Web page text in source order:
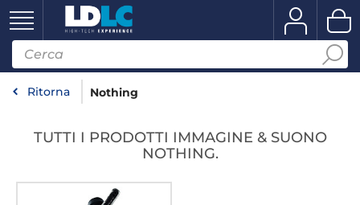
Ritorna Nothing
TUTTI I PRODOTTI IMMAGINE & SUONO
NOTHING.